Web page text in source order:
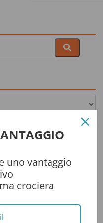
uno vantaggio
crociera